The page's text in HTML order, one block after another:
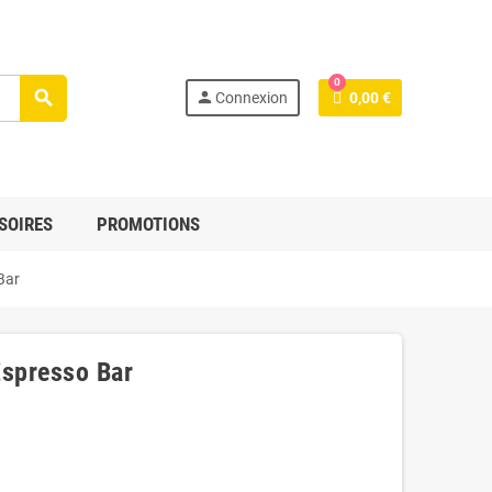
search person Connexion
0
0,00 €
PROMOTIONS
Bar